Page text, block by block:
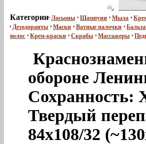
Категории Лосьоны Шампуни Мыла
Дезодоранты
Маски Ватные палочки
волос
Крем-краски Скрабы Массажеры
обороне
Сохранность:
Твердый
84x108/32